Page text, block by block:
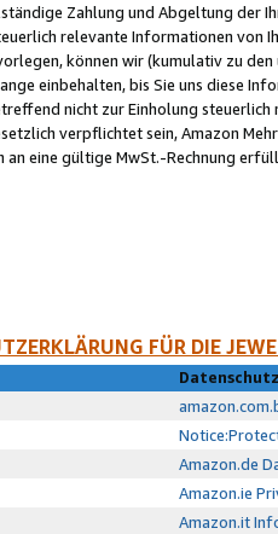
Zahlung und Abgeltung der
relevante Informationen von
können wir (kumulativ zu
einbehalten, bis Sie uns diese
nicht zur Einholung
verpflichtet sein, Amazon
an eine gültige MwSt.-Rechnung
FÜR DIE
Amazon.de
Amazon.ie
Amazon.it